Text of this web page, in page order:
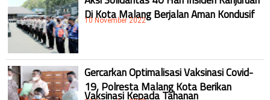
Di Kota Malang Berjalan Aman Kondusif
10 November 2022
Gercarkan Optimalisasi Vaksinasi Covid-
19, Polresta Malang Kota Berikan
Vaksinasi Kepada Tahanan